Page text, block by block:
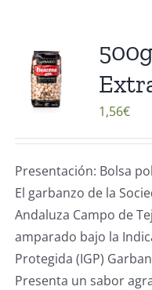
1,56€
Presentación: Bolsa
El garbanzo de la
Andaluza Campo de
amparado bajo la
Protegida (IGP)
Presenta un sabor